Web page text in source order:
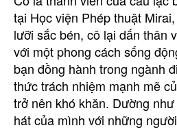
tại Học viện Phép thuật
lưỡi sắc bén, cô lại dấn thân
với một phong cách sống
bạn đồng hành trong ngành
thức trách nhiệm mạnh mẽ
trở nên khó khăn. Dường
hát của mình với những